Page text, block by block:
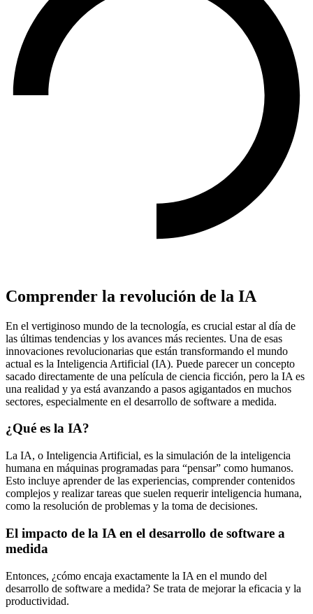
Comprender la revolución de la IA
En el vertiginoso mundo de la tecnología, es crucial estar al día de
las últimas tendencias y los avances más recientes. Una de esas
innovaciones revolucionarias que están transformando el mundo
actual es la Inteligencia Artificial (IA). Puede parecer un concepto
sacado directamente de una película de ciencia ficción, pero la IA es
una realidad y ya está avanzando a pasos agigantados en muchos
sectores, especialmente en el desarrollo de software a medida.
¿Qué es la IA?
La IA, o Inteligencia Artificial, es la simulación de la inteligencia
humana en máquinas programadas para “pensar” como humanos.
Esto incluye aprender de las experiencias, comprender contenidos
complejos y realizar tareas que suelen requerir inteligencia humana,
como la resolución de problemas y la toma de decisiones.
El impacto de la IA en el desarrollo de software a
medida
Entonces, ¿cómo encaja exactamente la IA en el mundo del
desarrollo de software a medida? Se trata de mejorar la eficacia y la
productividad.